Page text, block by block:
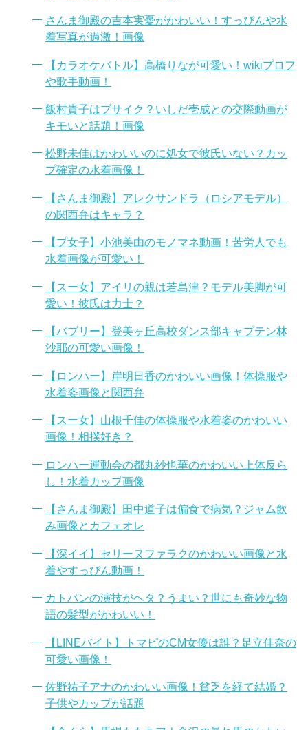
さんま御殿の吉本実憂がかわいい！すっぴんや水
着写真が過激！画像
【カラオケバトル】高橋りなが可愛い！wikiプロフ
や歌手動画！
飯村貴子はブサイク？いしだ壱成との交際動画が
キモいと話題！画像
松野未佳はかわいいのに処女で彼氏いない？カッ
プ確定の水着画像！
【さんま御殿】アレクサンドラ（ロシアモデル）
の関西弁はキャラ？
【プ女子】小池美由のモノマネ動画！苦労人でも
水着画像が可愛い！
【スー女】アイリの親は若島津？モデル美脚が可
愛い！彼氏は力士？
【バブリー】登美ヶ丘高校ダンス部キャプテン林
沙耶の可愛い画像！
【ロンハー】岸明日香のかわいい画像！体操服や
水着姿画像と関西弁
【スー女】山根千佳の体操服や水着姿のかわいい
画像！相撲好き？
ロンハー運動会の都丸紗也華のかわいい上体反ら
し！水着カップ画像
【さんま御殿】田中道子は偏食で病気？ジャム飲
み画像とカフェオレ
【深イイ】セリーヌファラクのかわいい画像と水
着やすっぴん動画！
カトパンの演技がヘタ？うまい？世にも奇妙な物
語の髪型がかわいい！
【LINEバイト】トマピのCM女優は誰？足立佳奈の
可愛い画像！
佐野祐子アナのかわいい画像！貧乏を経て結婚？
子供やカップが話題